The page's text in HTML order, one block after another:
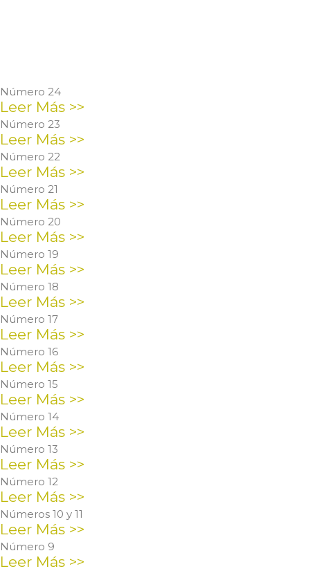
Número 24
Leer Más >>
Número 23
Leer Más >>
Número 22
Leer Más >>
Número 21
Leer Más >>
Número 20
Leer Más >>
Número 19
Leer Más >>
Número 18
Leer Más >>
Número 17
Leer Más >>
Número 16
Leer Más >>
Número 15
Leer Más >>
Número 14
Leer Más >>
Número 13
Leer Más >>
Número 12
Leer Más >>
Números 10 y 11
Leer Más >>
Número 9
Leer Más >>